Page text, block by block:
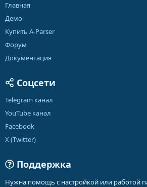
Главная
Демо
Купить A-Parser
Форум
Документация
Соцсети
Telegram канал
YouTube канал
Facebook
X (Twitter)
Поддержка
Нужна помощь с настройкой или работой